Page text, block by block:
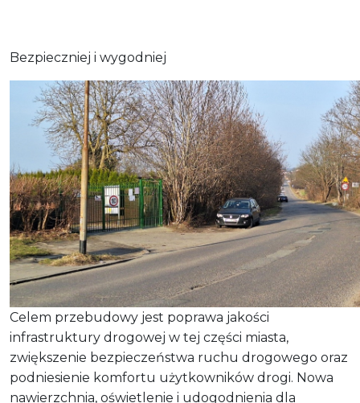
Bezpieczniej i wygodniej
Celem przebudowy jest poprawa jakości
infrastruktury drogowej w tej części miasta,
zwiększenie bezpieczeństwa ruchu drogowego oraz
podniesienie komfortu użytkowników drogi. Nowa
nawierzchnia, oświetlenie i udogodnienia dla